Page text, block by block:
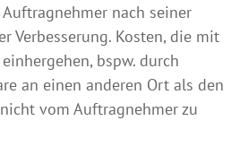
nach seiner
Verbesserung. Kosten, die mit
bspw. durch
an einen anderen Ort als den
vom Auftragnehmer zu